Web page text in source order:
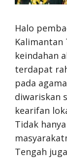
Halo
Kalimantan
keindahan
terdapat
pada
diwariskan
kearifan
Tidak
Tengah